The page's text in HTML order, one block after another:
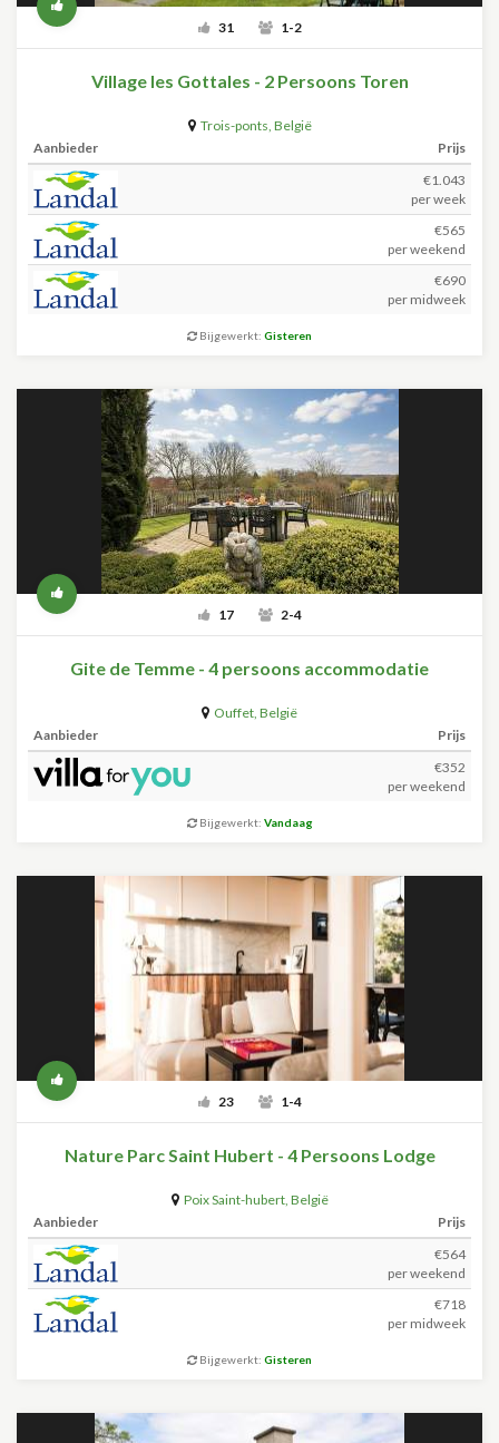
31 1-2
Village les Gottales - 2 Persoons Toren
Trois-ponts, België
Aanbieder
Prijs
€1.043
per week
€565
per weekend
€690
per midweek
Bijgewerkt: Gisteren
17 2-4
Gite de Temme - 4 persoons accommodatie
Ouffet, België
Aanbieder
Prijs
€352
per weekend
Bijgewerkt: Vandaag
23 1-4
Nature Parc Saint Hubert - 4 Persoons Lodge
Poix Saint-hubert, België
Aanbieder
Prijs
€564
per weekend
€718
per midweek
Bijgewerkt: Gisteren